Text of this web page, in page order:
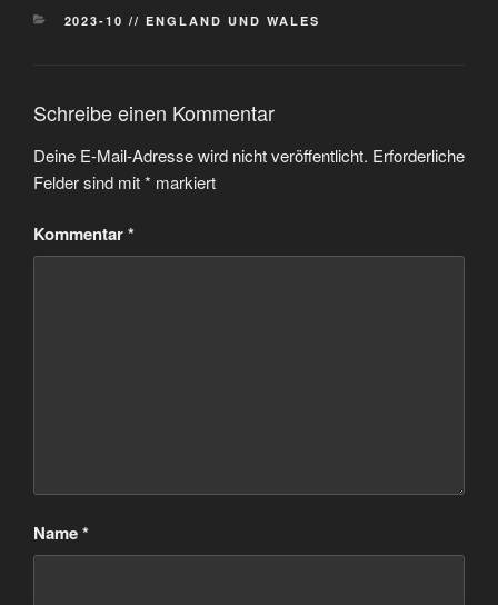
KATEGORIEN
2023-10 // ENGLAND UND WALES
Schreibe einen Kommentar
Deine E-Mail-Adresse wird nicht veröffentlicht. Erforderliche
Felder sind mit* markiert
Kommentar*
Name*